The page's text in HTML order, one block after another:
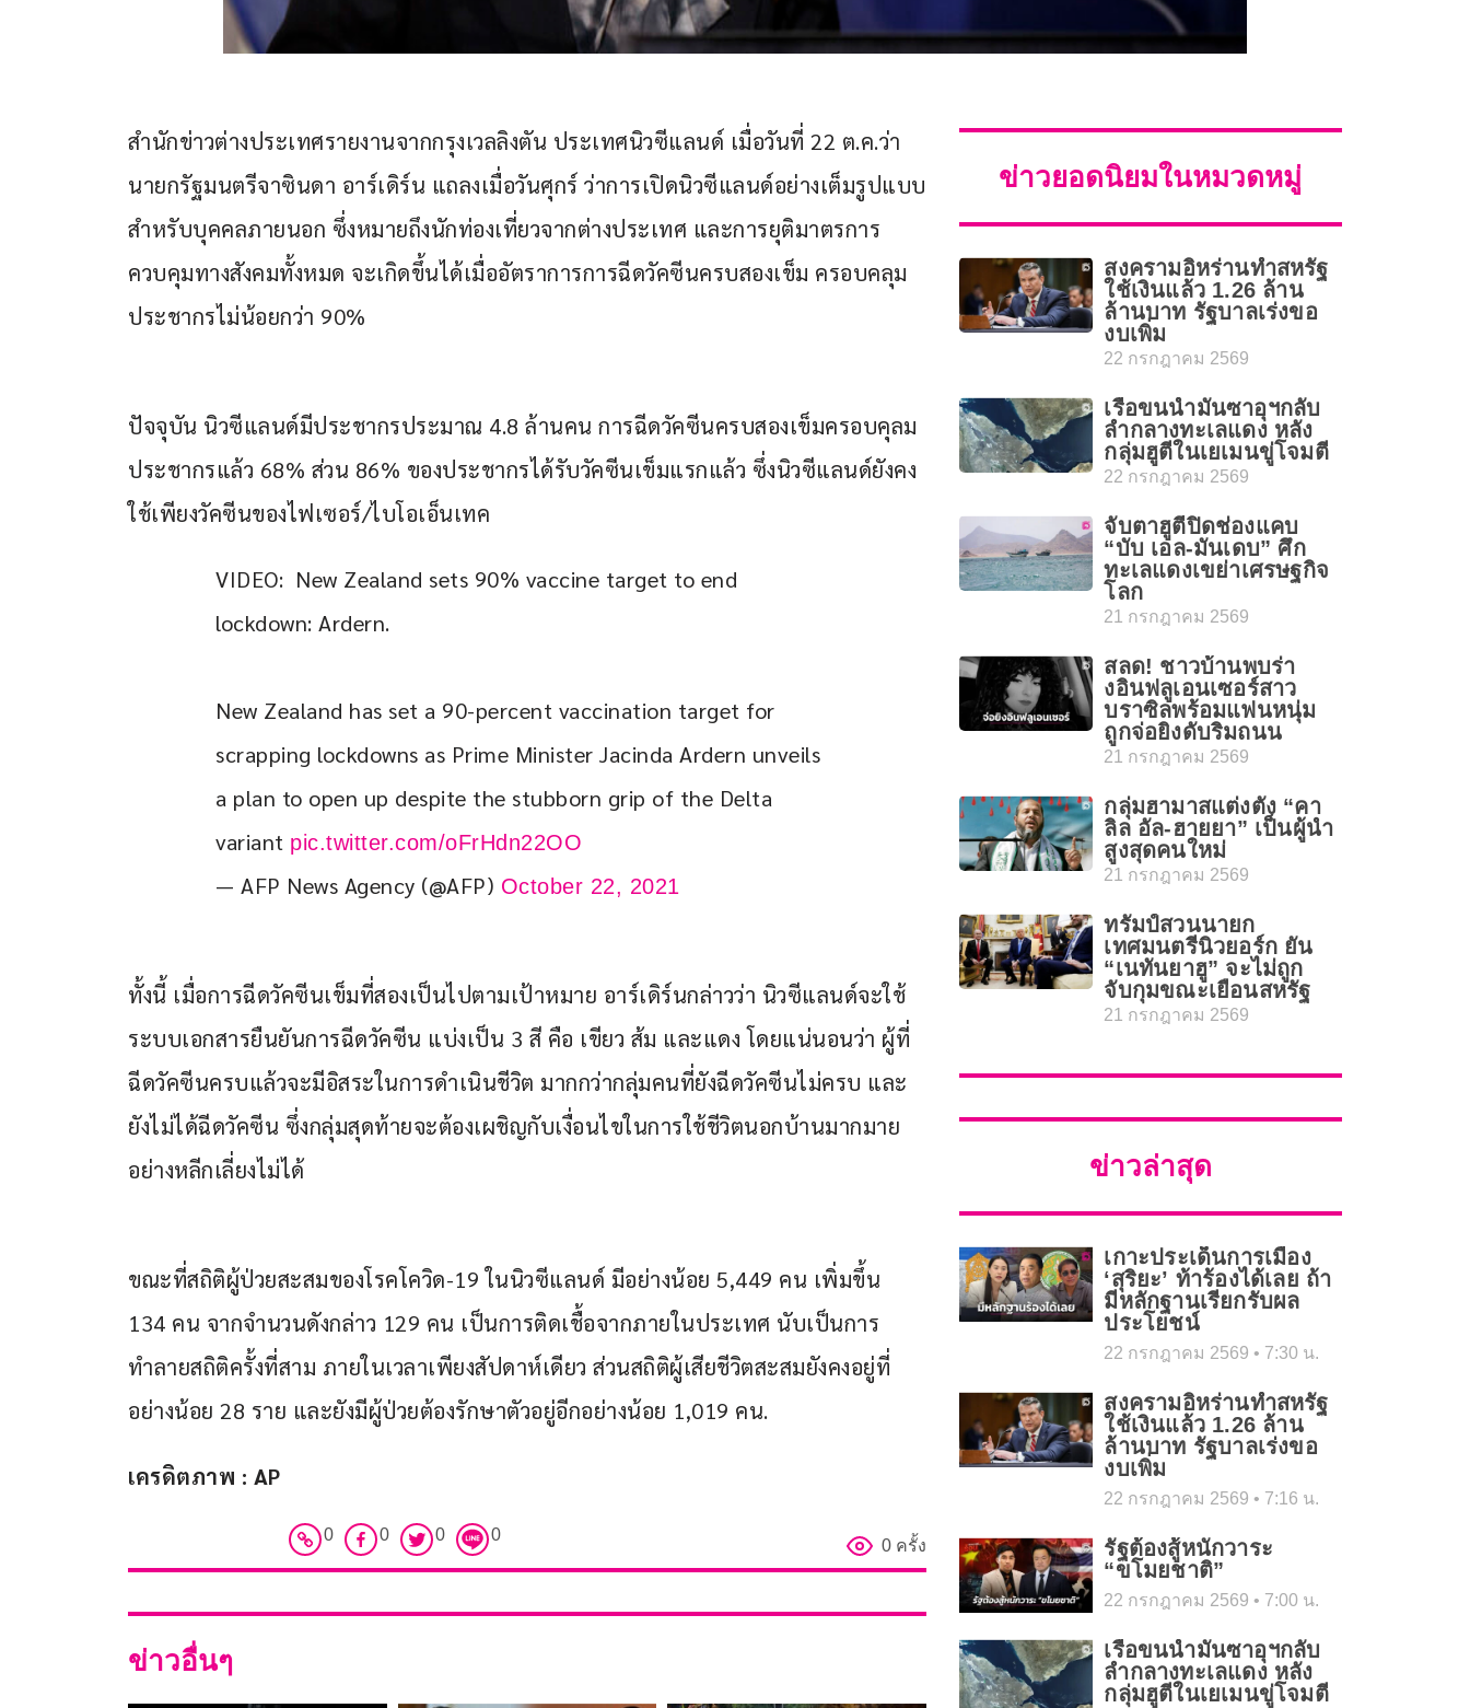
สำนักข่าวต่างประเทศรายงานจากกรุงเวลลิงตัน ประเทศนิวซีแลนด์ เมื่อวันที่ 22 ต.ค.ว่า
นายกรัฐมนตรีจาซินดา อาร์เดิร์น แถลงเมื่อวันศุกร์ ว่าการเปิดนิวซีแลนด์อย่างเต็มรูปแบบ
สำหรับบุคคลภายนอก ซึ่งหมายถึงนักท่องเที่ยวจากต่างประเทศ และการยุติมาตรการ
ควบคุมทางสังคมทั้งหมด จะเกิดขึ้นได้เมื่ออัตราการการฉีดวัคซีนครบสองเข็ม ครอบคลุม
ประชากรไม่น้อยกว่า 90%
ปัจจุบัน นิวซีแลนด์มีประชากรประมาณ 4.8 ล้านคน การฉีดวัคซีนครบสองเข็มครอบคุลม
ประชากรแล้ว 68% ส่วน 86% ของประชากรได้รับวัคซีนเข็มแรกแล้ว ซึ่งนิวซีแลนด์ยังคง
ใช้เพียงวัคซีนของไฟเซอร์/ไบโอเอ็นเทค
VIDEO:  New Zealand sets 90% vaccine target to end
lockdown: Ardern.
New Zealand has set a 90-percent vaccination target for
scrapping lockdowns as Prime Minister Jacinda Ardern unveils
a plan to open up despite the stubborn grip of the Delta
variant pic.twitter.com/oFrHdn22OO
— AFP News Agency (@AFP) October 22, 2021
ทั้งนี้ เมื่อการฉีดวัคซีนเข็มที่สองเป็นไปตามเป้าหมาย อาร์เดิร์นกล่าวว่า นิวซีแลนด์จะใช้
ระบบเอกสารยืนยันการฉีดวัคซีน แบ่งเป็น 3 สี คือ เขียว ส้ม และแดง โดยแน่นอนว่า ผู้ที่
ฉีดวัคซีนครบแล้วจะมีอิสระในการดำเนินชีวิต มากกว่ากลุ่มคนที่ยังฉีดวัคซีนไม่ครบ และ
ยังไม่ได้ฉีดวัคซีน ซึ่งกลุ่มสุดท้ายจะต้องเผชิญกับเงื่อนไขในการใช้ชีวิตนอกบ้านมากมาย
อย่างหลีกเลี่ยงไม่ได้
ขณะที่สถิติผู้ป่วยสะสมของโรคโควิด-19 ในนิวซีแลนด์ มีอย่างน้อย 5,449 คน เพิ่มขึ้น
134 คน จากจำนวนดังกล่าว 129 คน เป็นการติดเชื้อจากภายในประเทศ นับเป็นการ
ทำลายสถิติครั้งที่สาม ภายในเวลาเพียงสัปดาห์เดียว ส่วนสถิติผู้เสียชีวิตสะสมยังคงอยู่ที่
อย่างน้อย 28 ราย และยังมีผู้ป่วยต้องรักษาตัวอยู่อีกอย่างน้อย 1,019 คน.
เครดิตภาพ : AP
0 0 0 0
0 ครั้ง
ข่าวอื่นๆ
ข่าวยอดนิยมในหมวดหมู่
สงครามอิหร่านทำสหรัฐ
ใช้เงินแล้ว 1.26 ล้าน
ล้านบาท รัฐบาลเร่งขอ
งบเพิ่ม
22 กรกฎาคม 2569
เรือขนน้ำมันซาอุฯกลับ
ลำกลางทะเลแดง หลัง
กลุ่มฮูตีในเยเมนขู่โจมตี
22 กรกฎาคม 2569
จับตาฮูตีปิดช่องแคบ
“บับ เอล-มันเดบ” ศึก
ทะเลแดงเขย่าเศรษฐกิจ
โลก
21 กรกฎาคม 2569
สลด! ชาวบ้านพบร่า
งอินฟลูเอนเซอร์สาว
บราซิลพร้อมแฟนหนุ่ม
ถูกจ่อยิงดับริมถนน
21 กรกฎาคม 2569
กลุ่มฮามาสแต่งตั้ง “คา
ลิล อัล-ฮายยา” เป็นผู้นำ
สูงสุดคนใหม่
21 กรกฎาคม 2569
ทรัมป์สวนนายก
เทศมนตรีนิวยอร์ก ยัน
“เนทันยาฮู” จะไม่ถูก
จับกุมขณะเยือนสหรัฐ
21 กรกฎาคม 2569
ข่าวล่าสุด
เกาะประเด็นการเมือง
‘สุริยะ’ ท้าร้องได้เลย ถ้า
มีหลักฐานเรียกรับผล
ประโยชน์
22 กรกฎาคม 2569 7:30 น.
สงครามอิหร่านทำสหรัฐ
ใช้เงินแล้ว 1.26 ล้าน
ล้านบาท รัฐบาลเร่งขอ
งบเพิ่ม
22 กรกฎาคม 2569 7:16 น.
รัฐต้องสู้หนักวาระ
“ขโมยชาติ”
22 กรกฎาคม 2569 7:00 น.
เรือขนน้ำมันซาอุฯกลับ
ลำกลางทะเลแดง หลัง
กลุ่มฮูตีในเยเมนขู่โจมตี